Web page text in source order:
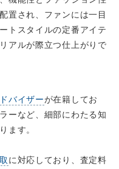
置され、ファンには一目
トスタイルの定番アイテ
アルが際立つ仕上がりで
バイザーが在籍してお
ーなど、細部にわたる知
ます。
に対応しており、査定料